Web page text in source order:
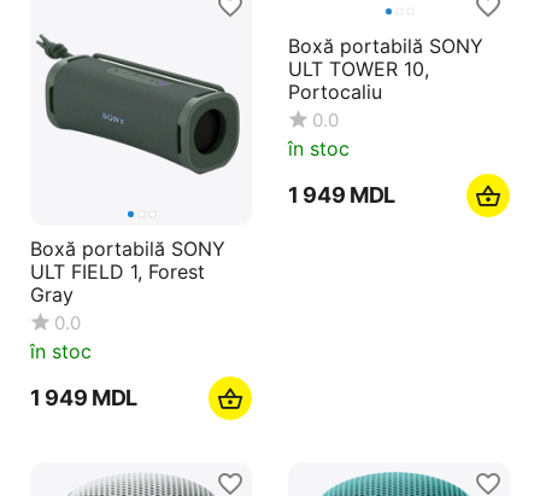
Boxă portabilă SONY
ULT FIELD 1, Forest
Gray
0.0
în stoc
1 949 MDL
Boxă portabilă SONY
ULT TOWER 10,
Portocaliu
0.0
în stoc
1 949 MDL